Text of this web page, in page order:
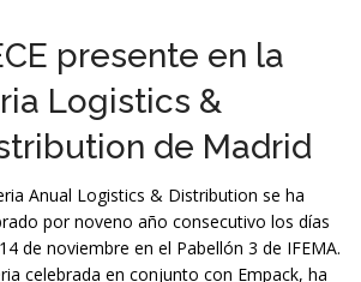
presente en la
Logistics &
de Madrid
Anual Logistics & Distribution se ha
por noveno año consecutivo los días
de noviembre en el Pabellón 3 de IFEMA.
celebrada en conjunto con Empack, ha